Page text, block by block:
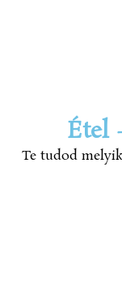
Étel
Te tudod